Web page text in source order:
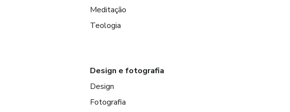
Meditação
Teologia
Design e fotografia
Design
Fotografia